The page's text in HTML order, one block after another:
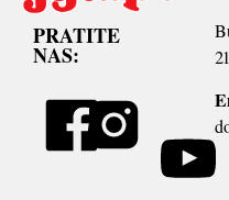
PRATITE
NAS: